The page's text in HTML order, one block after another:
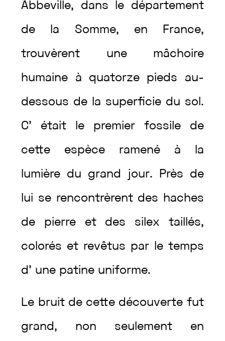
Abbeville, dans le département
de la Somme, en France,
trouvèrent une mâchoire
humaine à quatorze pieds au-
dessous de la superficie du sol .
C’ était le premier fossile de
cette espèce ramené à la
lumière du grand jour. Près de
lui se rencontrèrent des haches
de pierre et des silex taillés,
colorés et revêtus par le temps
d’ une patine uniforme.
Le bruit de cette découverte fut
grand, non seulement en